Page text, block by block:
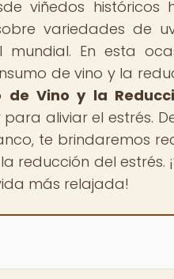
viñedos históricos
variedades de
En esta
de vino y la
de Vino y la
aliviar el estrés.
te brindaremos
reducción del estrés.
más relajada!